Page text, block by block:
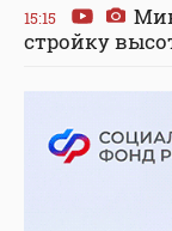
15:15
стройку